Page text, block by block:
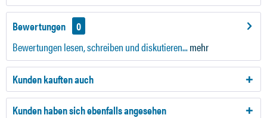
Bewertungen
0
Bewertungen lesen, schreiben und diskutieren...mehr
Kunden kauften auch
Kunden haben sich ebenfalls angesehen